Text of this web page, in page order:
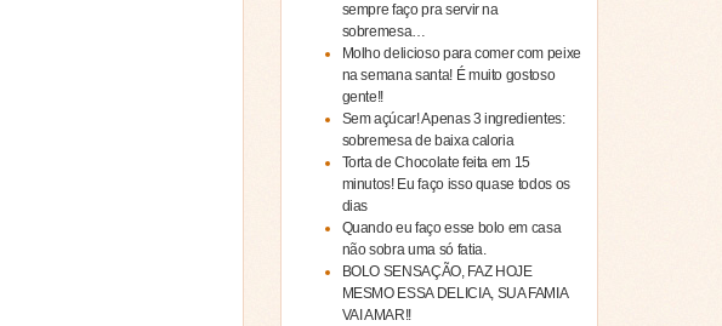
sempre faço pra servir na
sobremesa…
Molho delicioso para comer com peixe
na semana santa! É muito gostoso
gente!!
Sem açúcar! Apenas 3 ingredientes:
sobremesa de baixa caloria
Torta de Chocolate feita em 15
minutos! Eu faço isso quase todos os
dias
Quando eu faço esse bolo em casa
não sobra uma só fatia.
BOLO SENSAÇÃO, FAZ HOJE
MESMO ESSA DELICIA, SUA FAMIA
VAI AMAR!!